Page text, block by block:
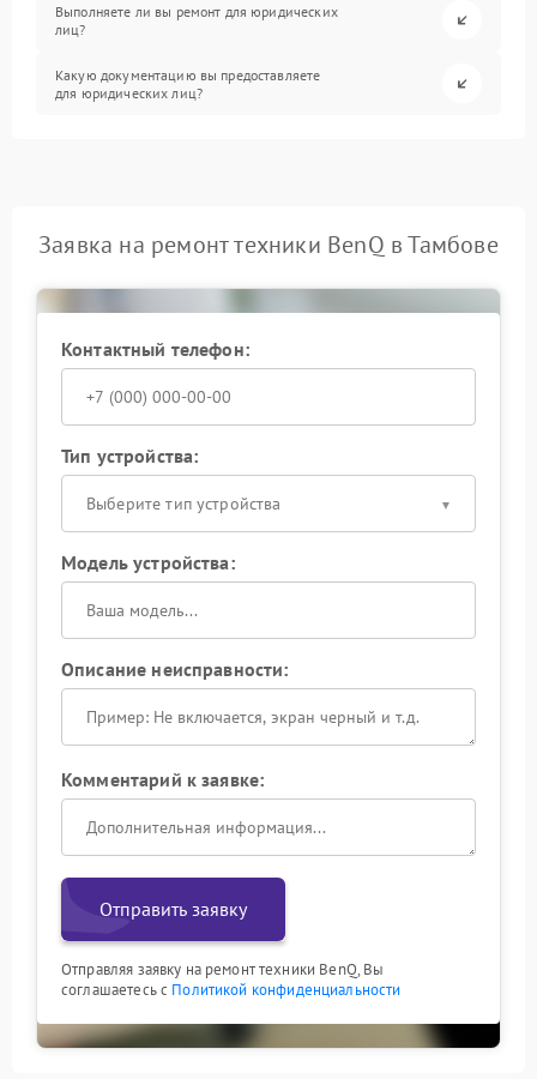
Выполняете ли вы ремонт для юридических
лиц?
Какую документацию вы предоставляете
для юридических лиц?
Заявка на ремонт техники BenQ в Тамбове
Контактный телефон:
Тип устройства:
Выберите тип устройства
Модель устройства:
Описание неисправности:
Комментарий к заявке:
Отправить заявку
Отправляя заявку на ремонт техники BenQ, Вы
соглашаетесь с Политикой конфиденциальности